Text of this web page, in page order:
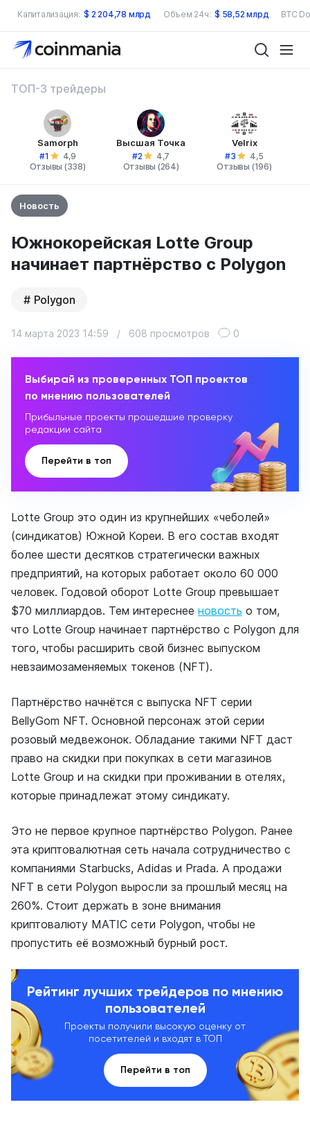
Капитализация: $ 2 204,78 млрд Объем 24ч: $ 58,52 млрд BTC
ТОП-3 трейдеры
Samorph
#1
4,9
Отзывы (338)
Высшая Точка
#2
4,7
Отзывы (264)
Velrix
#3
4,5
Отзывы (196)
Новость
Южнокорейская Lotte Group
начинает партнёрство с Polygon
Polygon
14 марта 2023 14:59 / 608 просмотров 0
Выбирай из проверенных ТОП проектов
по мнению пользователей
Прибыльные проекты прошедшие проверку
редакции сайта
Перейти в топ
Lotte Group это один из крупнейших «чеболей»
(синдикатов) Южной Кореи. В его состав входят
более шести десятков стратегически важных
предприятий, на которых работает около 60 000
человек. Годовой оборот Lotte Group превышает
$70 миллиардов. Тем интереснее новость о том,
что Lotte Group начинает партнёрство с Polygon для
того, чтобы расширить свой бизнес выпуском
невзаимозаменяемых токенов (NFT).
Партнёрство начнётся с выпуска NFT серии
BellyGom NFT. Основной персонаж этой серии
розовый медвежонок. Обладание такими NFT даст
право на скидки при покупках в сети магазинов
Lotte Group и на скидки при проживании в отелях,
которые принадлежат этому синдикату.
Это не первое крупное партнёрство Polygon. Ранее
эта криптовалютная сеть начала сотрудничество с
компаниями Starbucks, Adidas и Prada. А продажи
NFT в сети Polygon выросли за прошлый месяц на
260%. Стоит держать в зоне внимания
криптовалюту MATIC сети Polygon, чтобы не
пропустить её возможный бурный рост.
Рейтинг лучших трейдеров по мнению
пользователей
Проекты получили высокую оценку от
посетителей и входят в ТОП
Перейти в топ